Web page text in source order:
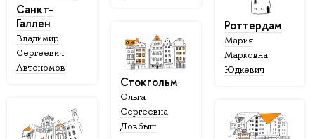
Роттердам
Мария
Марковна
Юдкевич
Санкт-
Галлен
Владимир
Сергеевич
Автономов
Стокгольм
Ольга
Сергеевна
Довбыш